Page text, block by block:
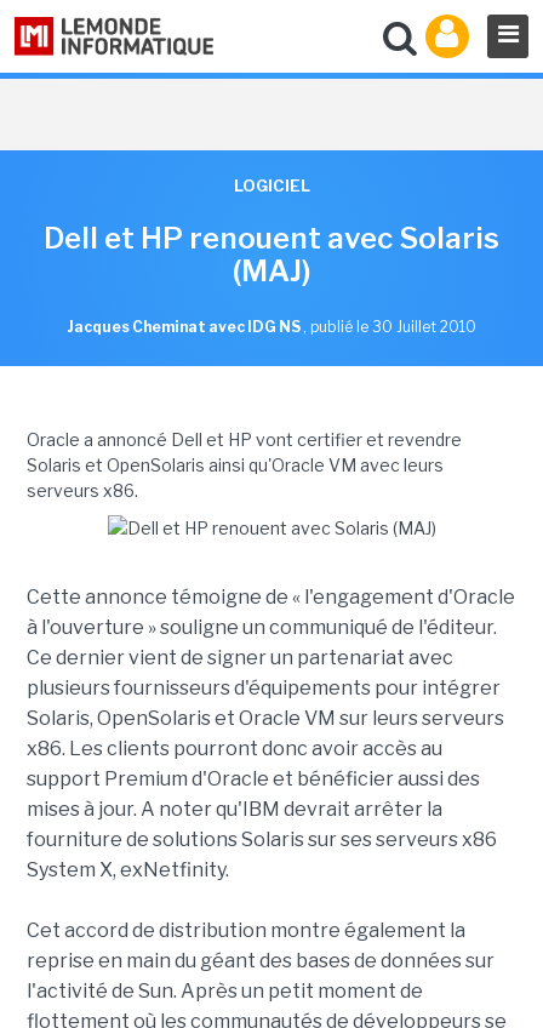
LOGICIEL
Dell et HP renouent avec Solaris
(MAJ)
Jacques Cheminat avec IDG NS , publié le 30 Juillet 2010
Oracle a annoncé Dell et HP vont certifier et revendre
Solaris et OpenSolaris ainsi qu'Oracle VM avec leurs
serveurs x86.
Cette annonce témoigne de « l'engagement d'Oracle
à l'ouverture » souligne un communiqué de l'éditeur.
Ce dernier vient de signer un partenariat avec
plusieurs fournisseurs d'équipements pour intégrer
Solaris, OpenSolaris et Oracle VM sur leurs serveurs
x86. Les clients pourront donc avoir accès au
support Premium d'Oracle et bénéficier aussi des
mises à jour. A noter qu'IBM devrait arrêter la
fourniture de solutions Solaris sur ses serveurs x86
System X, exNetfinity.
Cet accord de distribution montre également la
reprise en main du géant des bases de données sur
l'activité de Sun. Après un petit moment de
flottement où les communautés de développeurs se